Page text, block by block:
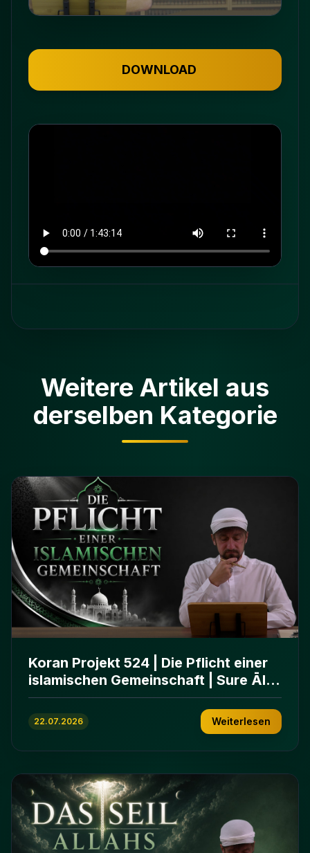
DOWNLOAD
Weitere Artikel aus
derselben Kategorie
Koran Projekt 524 | Die Pflicht einer
islamischen Gemeinschaft | Sure Āl
ʿImrān 103-112
22.07.2026 Weiterlesen